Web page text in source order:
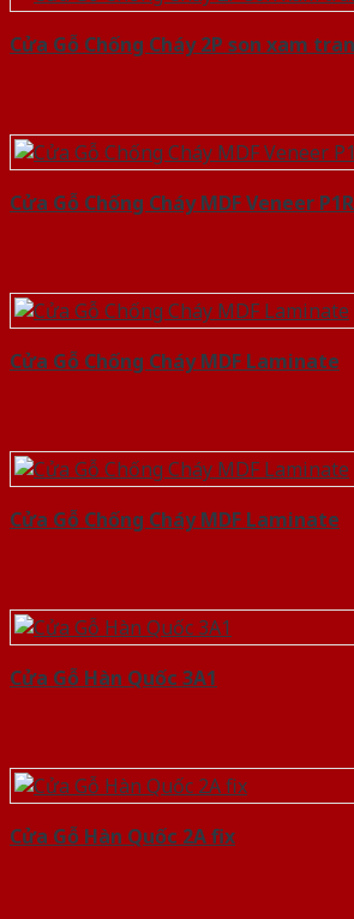
Cửa Gỗ Chống Cháy 2P son xam
Cửa Gỗ Chống Cháy MDF Veneer
Cửa Gỗ Chống Cháy MDF Laminate
Cửa Gỗ Chống Cháy MDF Laminate
Cửa Gỗ Hàn Quốc 3A1
Cửa Gỗ Hàn Quốc 2A fix